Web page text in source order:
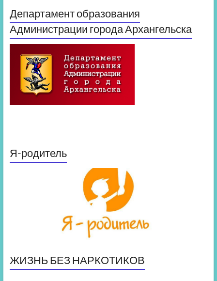
Департамент образования
Администрации города Архангельска
Я-родитель
ЖИЗНЬ БЕЗ НАРКОТИКОВ